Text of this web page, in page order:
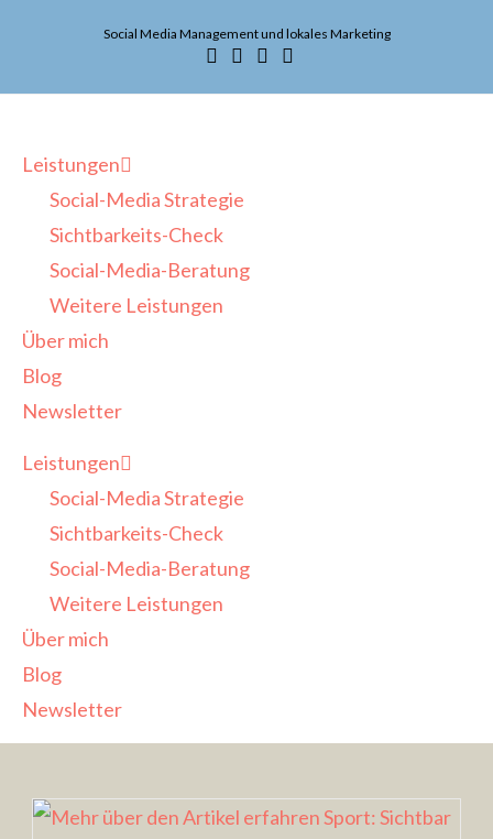
Social Media Management und lokales Marketing
Leistungen
Social-Media Strategie
Sichtbarkeits-Check
Social-Media-Beratung
Weitere Leistungen
Über mich
Blog
Newsletter
Leistungen
Social-Media Strategie
Sichtbarkeits-Check
Social-Media-Beratung
Weitere Leistungen
Über mich
Blog
Newsletter